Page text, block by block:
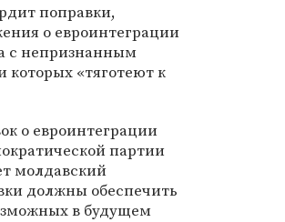
поправки,
о евроинтеграции
с непризнанным
которых «тяготеют к
о евроинтеграции
партии
молдавский
должны обеспечить
в будущем